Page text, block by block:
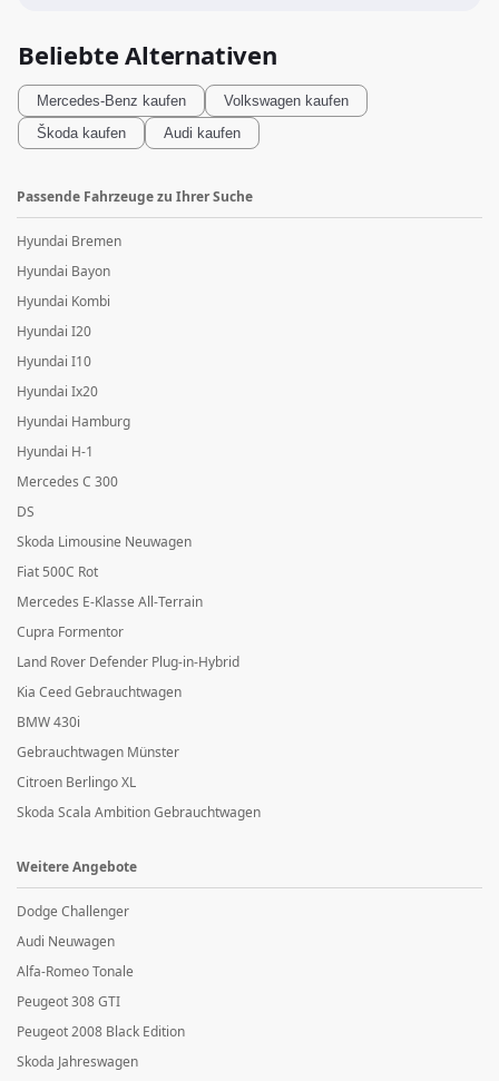
Beliebte Alternativen
Mercedes-Benz kaufen Volkswagen kaufen
Škodakaufen Audi kaufen
Passende Fahrzeuge zu Ihrer Suche
Hyundai Bremen
Hyundai Bayon
Hyundai Kombi
Hyundai I20
Hyundai I10
Hyundai Ix20
Hyundai Hamburg
Hyundai H-1
Mercedes C 300
DS
Skoda Limousine Neuwagen
Fiat 500C Rot
Mercedes E-Klasse All-Terrain
Cupra Formentor
Land Rover Defender Plug-in-Hybrid
Kia Ceed Gebrauchtwagen
BMW 430i
Gebrauchtwagen Münster
Citroen Berlingo XL
Skoda Scala Ambition Gebrauchtwagen
Weitere Angebote
Dodge Challenger
Audi Neuwagen
Alfa-Romeo Tonale
Peugeot 308 GTI
Peugeot 2008 Black Edition
Skoda Jahreswagen